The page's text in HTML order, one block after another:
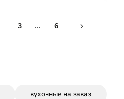
3 ... 6
кухонные на заказ